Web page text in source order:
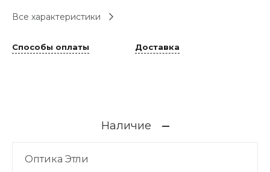
Все характеристики
Способы оплаты Доставка
Наличие
Оптика Этли